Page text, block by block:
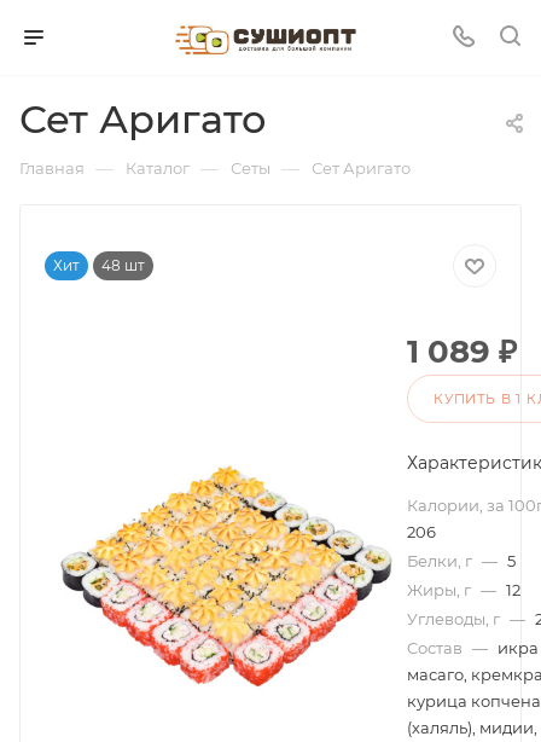
Сет Аригато
Главная — Каталог — Сеты — Сет Аригато
Хит 48 шт
1 089 ₽
КУПИТЬ В 1
Калории, за
206
Белки, г — 5
Жиры, г — 12
Углеводы, г —
Cостав — икра
масаго,
курица
(халяль), мидии,